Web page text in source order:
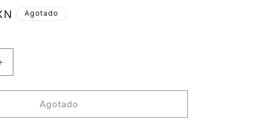
Agotado
Aumentar
Agotado